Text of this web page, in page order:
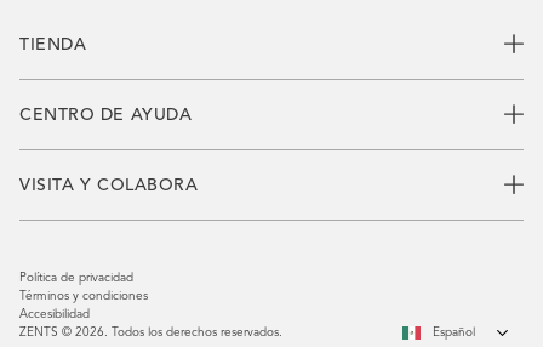
TIENDA
CENTRO DE AYUDA
VISITA Y COLABORA
Español
Política de privacidad
Términos y condiciones
Accesibilidad
ZENTS © 2026. Todos los derechos reservados.